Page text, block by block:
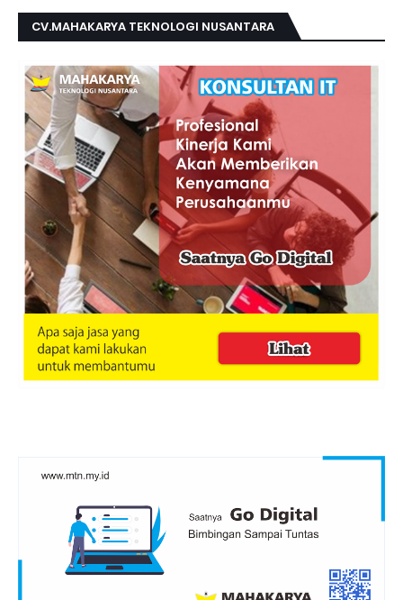
CV.MAHAKARYA TEKNOLOGI NUSANTARA